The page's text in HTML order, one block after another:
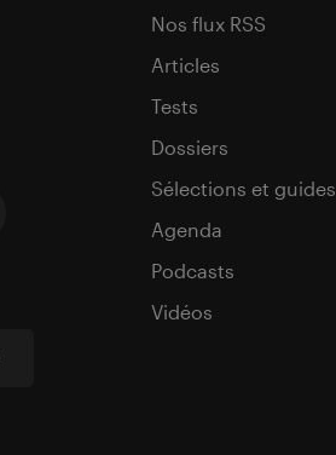
Nos flux RSS
Articles
Tests
Dossiers
Sélections et guides
Agenda
Podcasts
Vidéos